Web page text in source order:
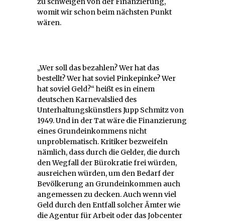
womit wir schon beim nächsten Punkt
wären.
„Wer soll das bezahlen? Wer hat das
bestellt? Wer hat soviel Pinkepinke? Wer
hat soviel Geld?“ heißt es in einem
deutschen Karnevalslied des
Unterhaltungskünstlers Jupp Schmitz von
1949. Und in der Tat wäre die Finanzierung
eines Grundeinkommens nicht
unproblematisch. Kritiker bezweifeln
nämlich, dass durch die Gelder, die durch
den Wegfall der Bürokratie frei würden,
ausreichen würden, um den Bedarf der
Bevölkerung an Grundeinkommen auch
angemessen zu decken. Auch wenn viel
Geld durch den Entfall solcher Ämter wie
die Agentur für Arbeit oder das Jobcenter